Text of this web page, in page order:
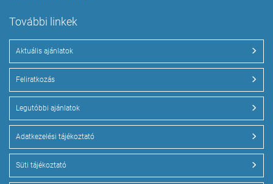
További linkek
Aktuális ajánlatok
Feliratkozás
Legutóbbi ajánlatok
Adatkezelési tájékoztató
Süti tájékoztató